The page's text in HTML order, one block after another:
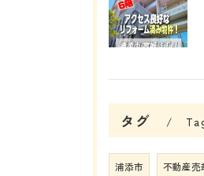
タグ
浦添市 不動産売